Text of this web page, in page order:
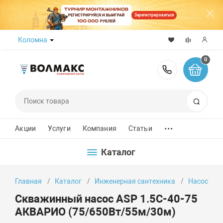
Зарегистрироваться
Коломна
8 (800)
0
Акции Услуги Компания Статьи ...
Каталог
Главная Каталог Инженерная сантехника Насосы
Скважинный насос ASP 1.5C-40-75
АКВАРИО (75/650Вт/55м/30м)